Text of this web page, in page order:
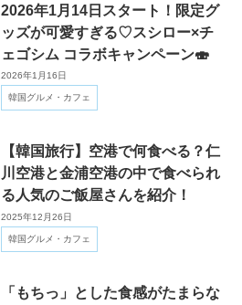
2026年1月14日スタート！限定グ
ッズが可愛すぎる♡スシロー×チ
ェゴシム コラボキャンペーン🍣
2026年1月16日
韓国グルメ・カフェ
【韓国旅行】空港で何食べる？仁
川空港と金浦空港の中で食べられ
る人気のご飯屋さんを紹介！
2025年12月26日
韓国グルメ・カフェ
「もちっ」とした食感がたまらな